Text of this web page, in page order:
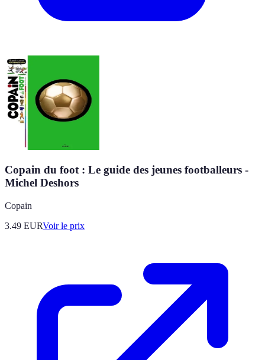
Copain du foot : Le guide des jeunes footballeurs -
Michel Deshors
Copain
3.49 EURVoir le prix